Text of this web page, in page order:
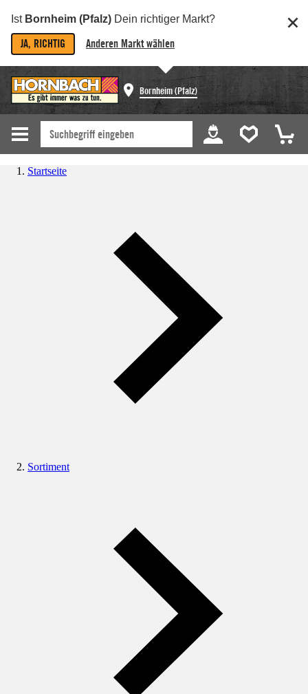
Ist Bornheim (Pfalz) Dein richtiger Markt?
JA, RICHTIG Anderen Markt wählen
Bornheim (Pfalz)
Startseite
Sortiment